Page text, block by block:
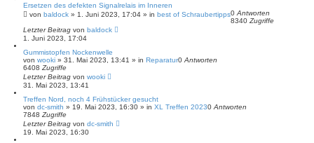
Ersetzen des defekten Signalrelais im Inneren
von baldock » 1. Juni 2023, 17:04 » in best of Schraubertipps0 Antworten
8340 Zugriffe
Letzter Beitrag von baldock
1. Juni 2023, 17:04
Gummistopfen Nockenwelle
von wooki » 31. Mai 2023, 13:41 » in Reparatur0 Antworten
6408 Zugriffe
Letzter Beitrag von wooki
31. Mai 2023, 13:41
Treffen Nord, noch 4 Frühstücker gesucht
von dc-smith » 19. Mai 2023, 16:30 » in XL Treffen 20230 Antworten
7848 Zugriffe
Letzter Beitrag von dc-smith
19. Mai 2023, 16:30